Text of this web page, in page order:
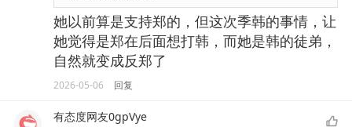
她以前算是支持郑的，但这次季韩的事情，让
她觉得是郑在后面想打韩，而她是韩的徒弟，
自然就变成反郑了
2026-05-06 回复
有态度网友0gpVye